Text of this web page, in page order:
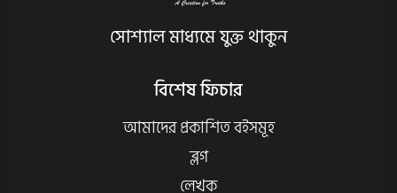
সোশ্যাল মাধ্যমে যুক্ত থাকুন
বিশেষ ফিচার
আমাদের প্রকাশিত বইসমূহ
ব্লগ
লেখক